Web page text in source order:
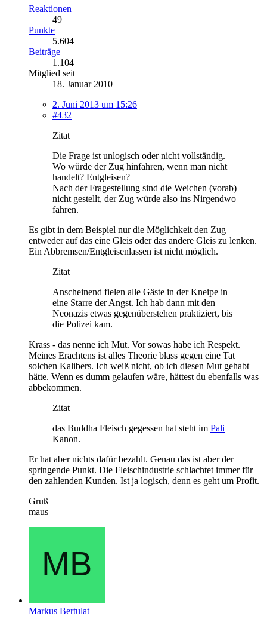
Reaktionen
49
Punkte
5.604
Beiträge
1.104
Mitglied seit
18. Januar 2010
2. Juni 2013 um 15:26
#432
Zitat
Die Frage ist unlogisch oder nicht vollständig.
Wo würde der Zug hinfahren, wenn man nicht
handelt? Entgleisen?
Nach der Fragestellung sind die Weichen (vorab)
nicht gestellt, der Zug würde also ins Nirgendwo
fahren.
Es gibt in dem Beispiel nur die Möglichkeit den Zug
entweder auf das eine Gleis oder das andere Gleis zu lenken.
Ein Abbremsen/Entgleisenlassen ist nicht möglich.
Zitat
Anscheinend fielen alle Gäste in der Kneipe in
eine Starre der Angst. Ich hab dann mit den
Neonazis etwas gegenüberstehen praktiziert, bis
die Polizei kam.
Krass - das nenne ich Mut. Vor sowas habe ich Respekt.
Meines Erachtens ist alles Theorie blass gegen eine Tat
solchen Kalibers. Ich weiß nicht, ob ich diesen Mut gehabt
hätte. Wenn es dumm gelaufen wäre, hättest du ebenfalls was
abbekommen.
Zitat
das Buddha Fleisch gegessen hat steht im Pali
Kanon.
Er hat aber nichts dafür bezahlt. Genau das ist aber der
springende Punkt. Die Fleischindustrie schlachtet immer für
den zahlenden Kunden. Ist ja logisch, denn es geht um Profit.
Gruß
maus
Markus Bertulat